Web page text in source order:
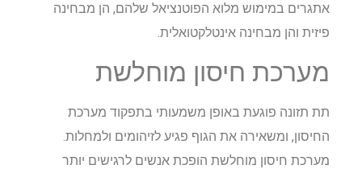
אתגרים במימוש מלוא הפוטנציאל שלהם, הן מבחינה
פיזית והן מבחינה אינטלקטואלית.
מערכת חיסון מוחלשת
תת תזונה פוגעת באופן משמעותי בתפקוד מערכת
החיסון, ומשאירה את הגוף פגיע לזיהומים ולמחלות.
מערכת חיסון מוחלשת הופכת אנשים לרגישים יותר